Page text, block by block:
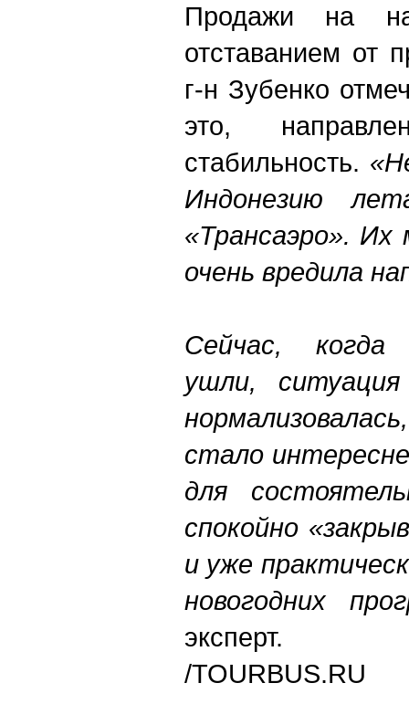
Продажи на
отставанием от
г-н Зубенко
это,
стабильность.
Индонезию
«Трансаэро». Их
очень вредила
Сейчас, когда
ушли,
стало
для
спокойно
и уже
новогодних
эксперт.
/TOURBUS.RU